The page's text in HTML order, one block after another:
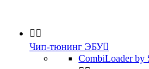
 
Чип-тюнинг ЭБУ
CombiLoader by